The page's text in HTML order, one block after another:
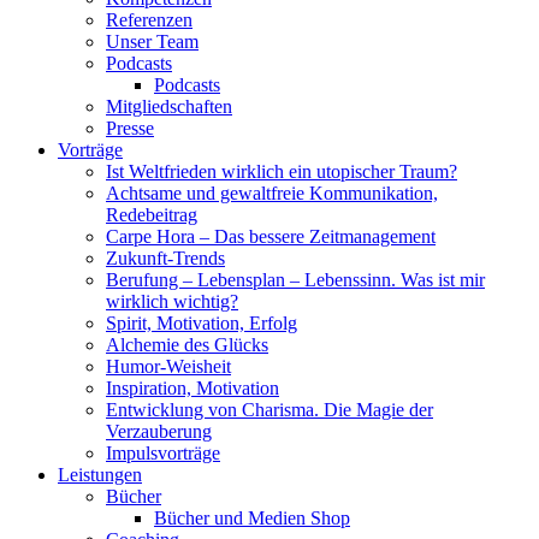
Referenzen
Unser Team
Podcasts
Podcasts
Mitgliedschaften
Presse
Vorträge
Ist Weltfrieden wirklich ein utopischer Traum?
Achtsame und gewaltfreie Kommunikation,
Redebeitrag
Carpe Hora – Das bessere Zeitmanagement
Zukunft-Trends
Berufung – Lebensplan – Lebenssinn. Was ist mir
wirklich wichtig?
Spirit, Motivation, Erfolg
Alchemie des Glücks
Humor-Weisheit
Inspiration, Motivation
Entwicklung von Charisma. Die Magie der
Verzauberung
Impulsvorträge
Leistungen
Bücher
Bücher und Medien Shop